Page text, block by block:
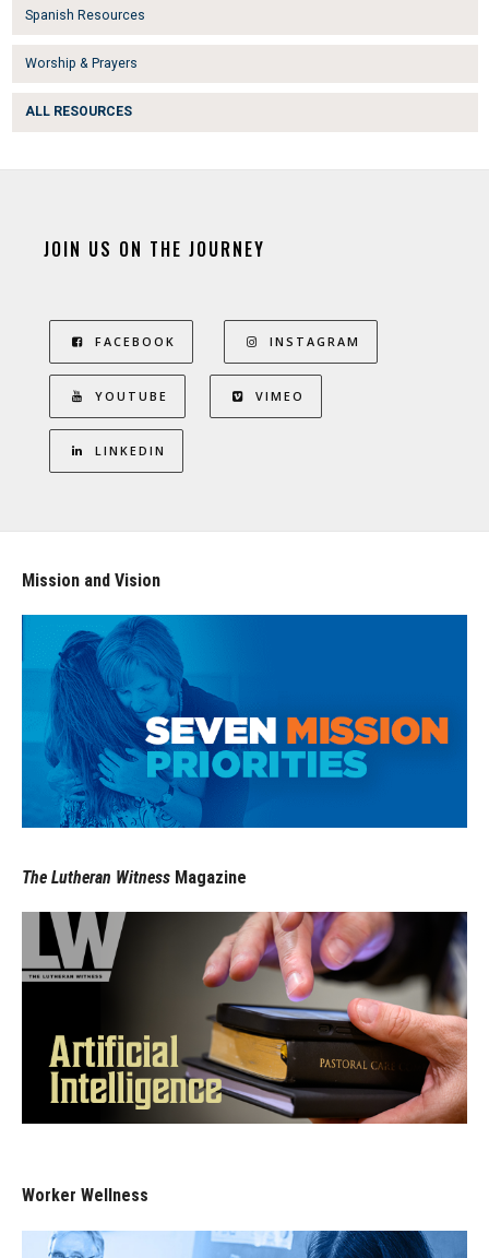
Spanish Resources
Worship & Prayers
ALL RESOURCES
JOIN US ON THE JOURNEY
FACEBOOK INSTAGRAM
YOUTUBE VIMEO
LINKEDIN
Mission and Vision
The Lutheran Witness Magazine
Worker Wellness